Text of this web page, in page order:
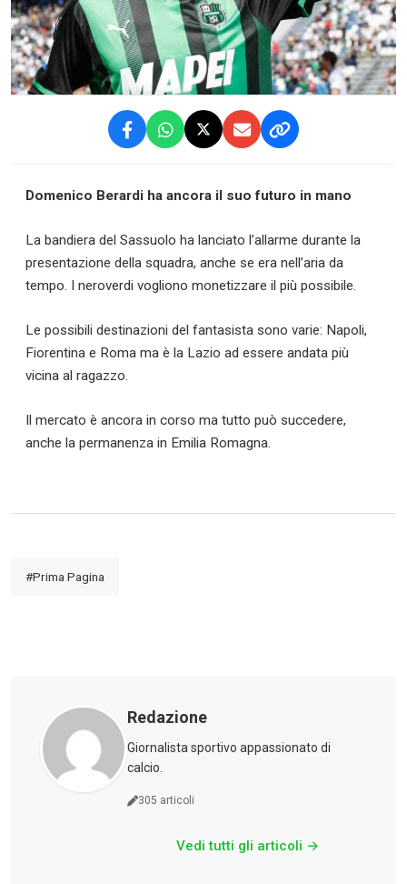
Domenico Berardi ha ancora il suo futuro in mano
La bandiera del Sassuolo ha lanciato l’allarme durante la
presentazione della squadra, anche se era nell’aria da
tempo. I neroverdi vogliono monetizzare il più possibile.
Le possibili destinazioni del fantasista sono varie: Napoli,
Fiorentina e Roma ma è la Lazio ad essere andata più
vicina al ragazzo.
Il mercato è ancora in corso ma tutto può succedere,
anche la permanenza in Emilia Romagna.
#Prima Pagina
Redazione
Giornalista sportivo appassionato di
calcio.
305 articoli
Vedi tutti gli articoli →